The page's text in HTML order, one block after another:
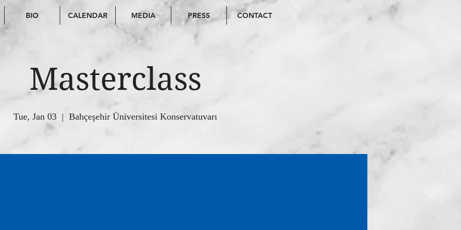
BIO CALENDAR MEDIA PRESS CONTACT
Masterclass
Tue, Jan 03
  |
Bahçeşehir Üniversitesi Konservatuvarı